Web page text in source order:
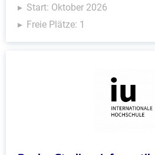
Start: Oktober 2026
Freie Plätze: 1